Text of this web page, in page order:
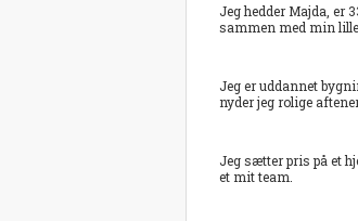
Jeg hedder Majda, er
sammen med min
Jeg er uddannet
nyder jeg rolige
Jeg sætter pris på et
et mit team.